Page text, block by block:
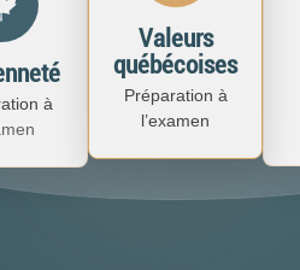
à
Valeurs
québécoises
Préparation à
l’examen